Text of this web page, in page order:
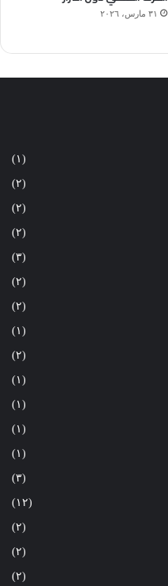
٣١ مارس، ٢٠٢٦
(١)
(٢)
(٢)
(٢)
(٣)
(٢)
(٢)
(١)
(٢)
(١)
(١)
(١)
(١)
(٣)
(١٢)
(٢)
(٢)
(٢)